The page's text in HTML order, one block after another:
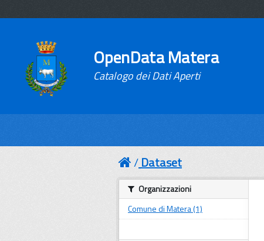
OpenData Matera
Catalogo dei Dati Aperti
Dataset
Organizzazioni
Comune di Matera (1)